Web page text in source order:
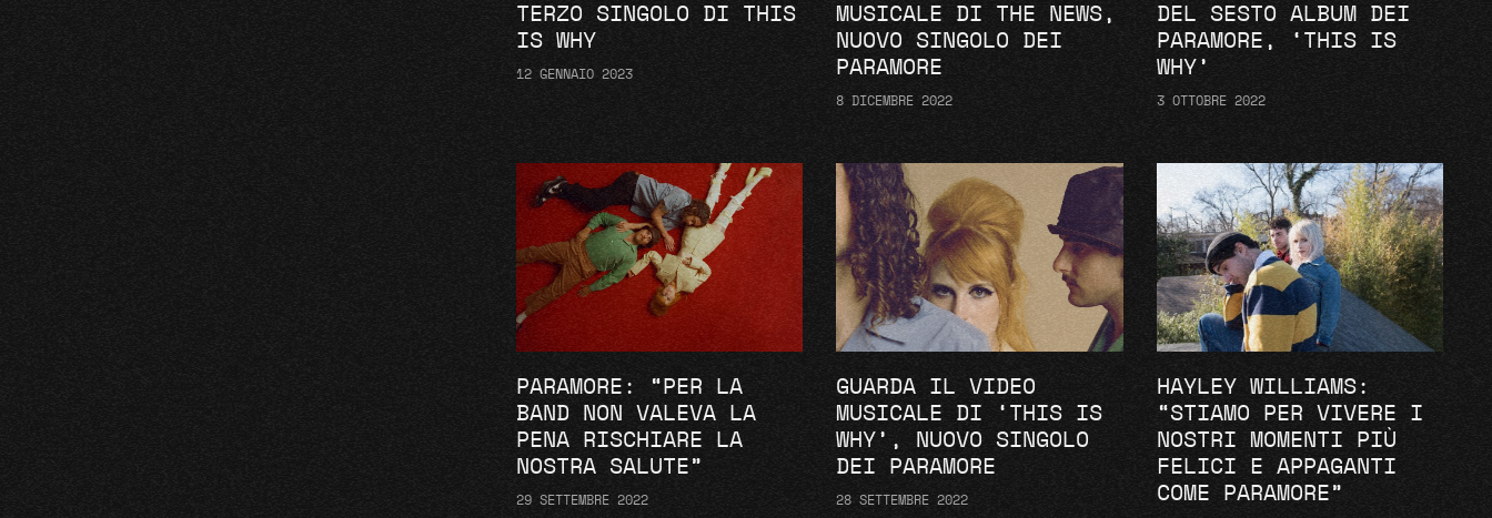
TERZO SINGOLO DI THIS
IS WHY
12 GENNAIO 2023
MUSICALE DI THE NEWS,
NUOVO SINGOLO DEI
PARAMORE
8 DICEMBRE 2022
DEL SESTO ALBUM DEI
PARAMORE, ‘THIS IS
WHY’
3 OTTOBRE 2022
PARAMORE: “PER LA
BAND NON VALEVA LA
PENA RISCHIARE LA
NOSTRA SALUTE”
29 SETTEMBRE 2022
GUARDA IL VIDEO
MUSICALE DI ‘THIS IS
WHY’, NUOVO SINGOLO
DEI PARAMORE
28 SETTEMBRE 2022
HAYLEY WILLIAMS:
“STIAMO PER VIVERE I
NOSTRI MOMENTI PIÙ
FELICI E APPAGANTI
COME PARAMORE”